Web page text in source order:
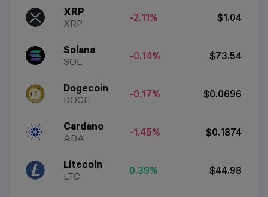
XRP
XRP
-2.11% $1.04
Solana
SOL
-0.14% $73.54
Dogecoin
DOGE
-0.17% $0.0696
Cardano
ADA
-1.45% $0.1874
Litecoin
LTC
0.39% $44.98